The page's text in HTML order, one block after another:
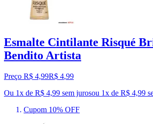
Esmalte Cintilante Risqué
Bendito Artista
Preço R$ 4,99R$ 4,99
Ou 1x de R$ 4,99 sem jurosou 1x de R$ 4,99
Cupom 10% OFF